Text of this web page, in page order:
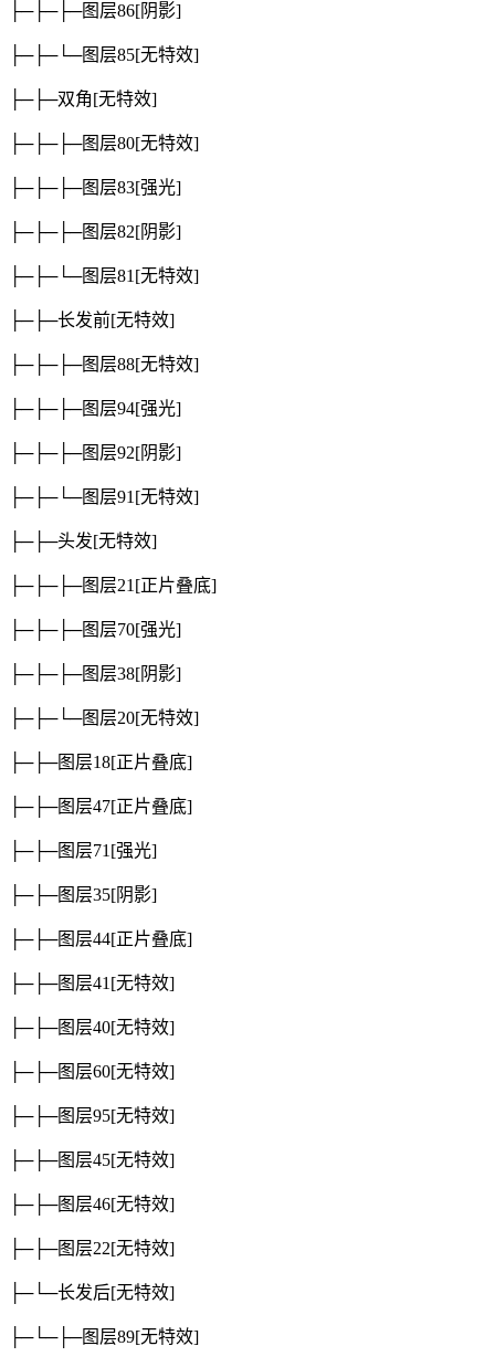
├─├─├─图层86[阴影]
├─├─└─图层85[无特效]
├─├─双角 [无特效]
├─├─├─图层80[无特效]
├─├─├─图层83[强光]
├─├─├─图层82[阴影]
├─├─└─图层81[无特效]
├─├─长发前[无特效]
├─├─├─图层88[无特效]
├─├─├─图层94[强光]
├─├─├─图层92[阴影]
├─├─└─图层91[无特效]
├─├─头发[无特效]
├─├─├─图层21[正片叠底]
├─├─├─图层70[强光]
├─├─├─图层38[阴影]
├─├─└─图层20[无特效]
├─├─图层18[正片叠底]
├─├─图层47[正片叠底]
├─├─图层71[强光]
├─├─图层35[阴影]
├─├─图层44[正片叠底]
├─├─图层41[无特效]
├─├─图层40[无特效]
├─├─图层60[无特效]
├─├─图层95[无特效]
├─├─图层45[无特效]
├─├─图层46[无特效]
├─├─图层22[无特效]
├─└─长发后[无特效]
├─└─├─图层89[无特效]